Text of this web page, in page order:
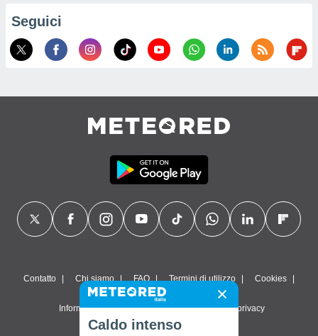
Seguici
Contatto Chi siamo FAQ Termini di utilizzo Cookies
Informativa sulla privacy Impostazioni sulla privacy
Caldo intenso